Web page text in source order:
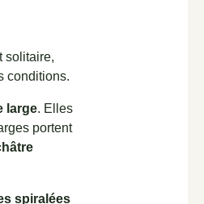
solitaire,
conditions.
large. Elles
portent
spiralées